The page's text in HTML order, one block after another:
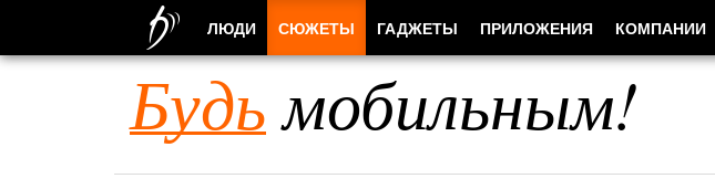
Будьмобильным!
ЛЮДИ СЮЖЕТЫ ГАДЖЕТЫ ПРИЛОЖЕНИЯ КОМПАНИИ